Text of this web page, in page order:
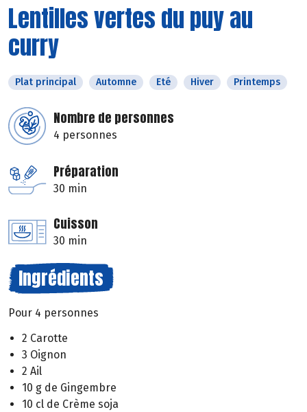
Lentilles vertes du puy au
curry
Plat principal Automne Eté Hiver Printemps
Nombre de personnes
4 personnes
Préparation
30 min
Cuisson
30 min
Ingrédients
Pour 4 personnes
2 Carotte
3 Oignon
2 Ail
10 g de Gingembre
10 cl de Crème soja